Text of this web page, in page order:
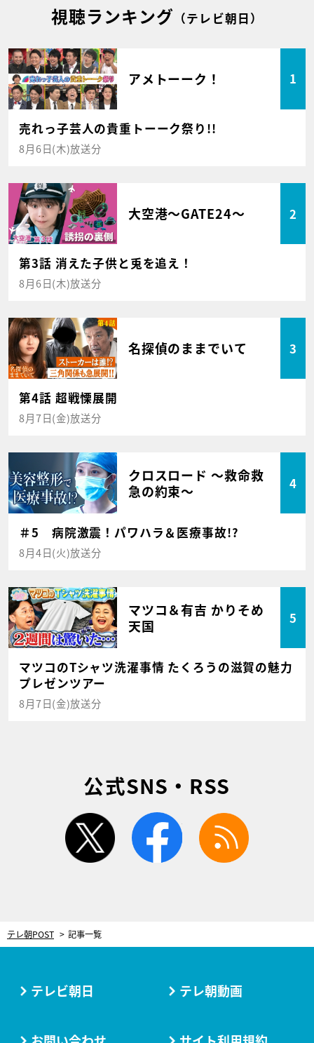
視聴ランキング （テレビ朝日）
アメトーーク！ 1
売れっ子芸人の貴重トーーク祭り!!
8月6日(木)放送分
大空港～GATE24～ 2
第3話 消えた子供と兎を追え！
8月6日(木)放送分
名探偵のままでいて 3
第4話 超戦慄展開
8月7日(金)放送分
クロスロード ～救命救
急の約束～
4
＃5 病院激震！パワハラ＆医療事故!?
8月4日(火)放送分
マツコ＆有吉 かりそめ
天国
5
マツコのTシャツ洗濯事情 たくろうの滋賀の魅力
プレゼンツアー
8月7日(金)放送分
公式SNS・RSS
twitter facebook
テレ朝POST 記事一覧
テレビ朝日 テレ朝動画